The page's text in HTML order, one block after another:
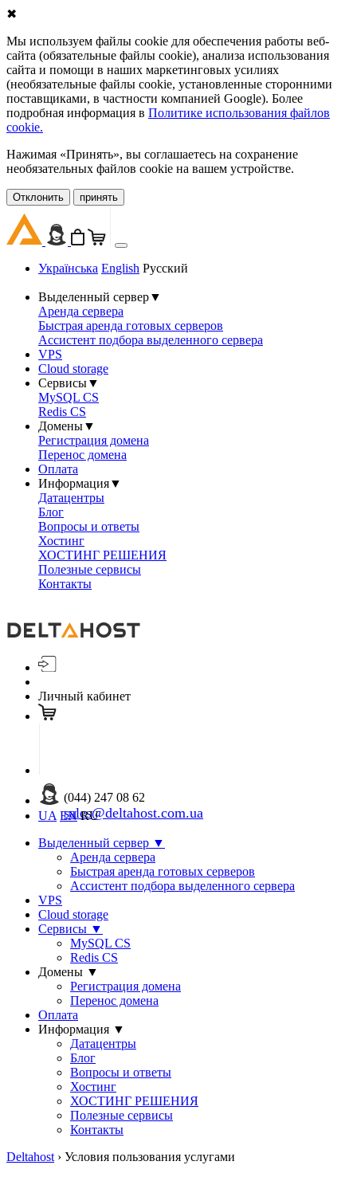
✖
Мы используем файлы cookie для обеспечения работы веб-
сайта (обязательные файлы cookie), анализа использования
сайта и помощи в наших маркетинговых усилиях
(необязательные файлы cookie, установленные сторонними
поставщиками, в частности компанией Google). Более
подробная информация в Политике использования файлов
cookie.
Нажимая «Принять», вы соглашаетесь на сохранение
необязательных файлов cookie на вашем устройстве.
Oтклонить принять
Українська English Русский
Выделенный сервер▼
Аренда сервера
Быстрая аренда готовых серверов
Ассистент подбора выделенного сервера
VPS
Cloud storage
Сервисы▼
MySQL CS
Redis CS
Домены▼
Регистрация домена
Перенос домена
Оплата
Информация▼
Датацентры
Блог
Вопросы и ответы
Хостинг
ХОСТИНГ РЕШЕНИЯ
Полезные сервисы
Контакты
Личный кабинет
(044) 247 08 62
sales@deltahost.com.ua
UA EN RU
Выделенный сервер ▼
Аренда сервера
Быстрая аренда готовых серверов
Ассистент подбора выделенного сервера
VPS
Cloud storage
Сервисы ▼
MySQL CS
Redis CS
Домены ▼
Регистрация домена
Перенос домена
Оплата
Информация ▼
Датацентры
Блог
Вопросы и ответы
Хостинг
ХОСТИНГ РЕШЕНИЯ
Полезные сервисы
Контакты
Deltahost › Условия пользования услугами